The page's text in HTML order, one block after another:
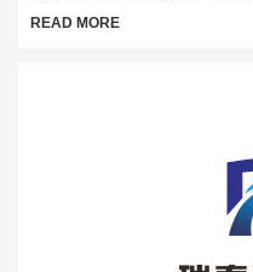
元素，结合简洁的字体和线条，突
READ MORE